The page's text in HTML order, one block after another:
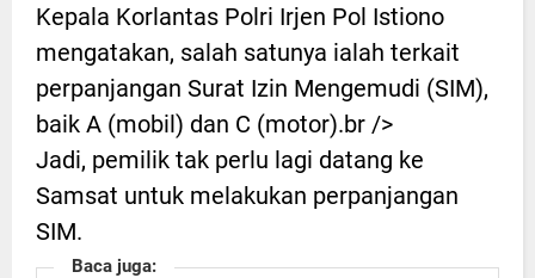
Kepala Korlantas Polri Irjen Pol Istiono
mengatakan, salah satunya ialah terkait
perpanjangan Surat Izin Mengemudi (SIM),
baik A (mobil) dan C (motor).br />
Jadi, pemilik tak perlu lagi datang ke
Samsat untuk melakukan perpanjangan
SIM.
Baca juga: